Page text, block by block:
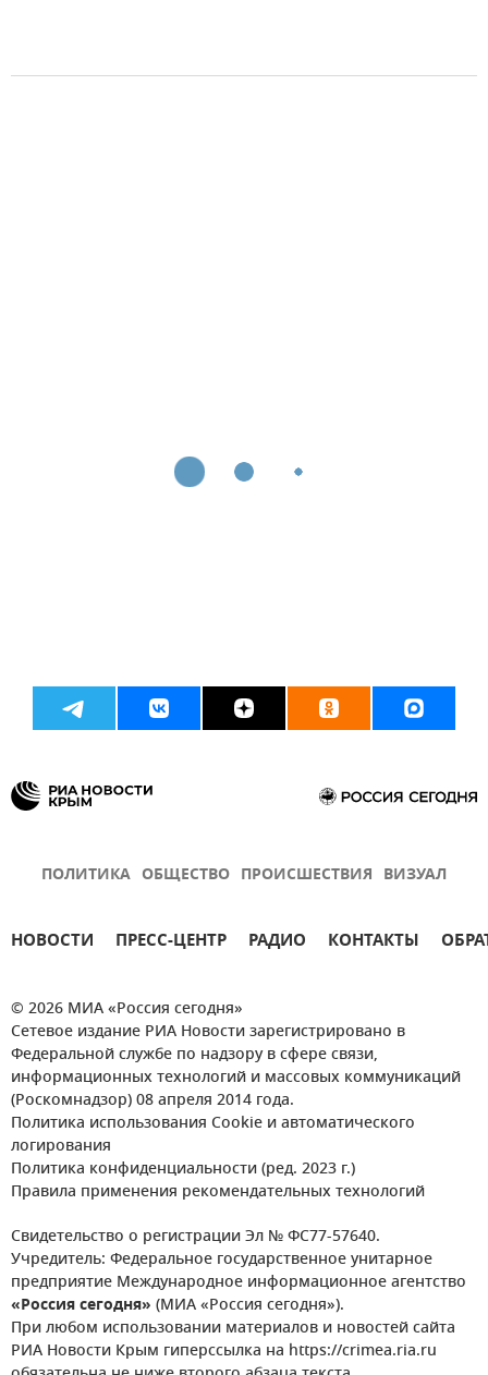
ПОЛИТИКА ОБЩЕСТВО ПРОИСШЕСТВИЯ ВИЗУАЛ
НОВОСТИ ПРЕСС-ЦЕНТР РАДИО КОНТАКТЫ
© 2026 МИА «Россия сегодня»
Сетевое издание РИА Новости зарегистрировано в
Федеральной службе по надзору в сфере связи,
информационных технологий и массовых коммуникаций
(Роскомнадзор) 08 апреля 2014 года.
Политика использования Cookie и автоматического
логирования
Политика конфиденциальности (ред. 2023 г.)
Правила применения рекомендательных технологий
Свидетельство о регистрации Эл № ФС77-57640.
Учредитель: Федеральное государственное унитарное
предприятие Международное информационное агентство
«Россия сегодня» (МИА «Россия сегодня»).
При любом использовании материалов и новостей сайта
РИА Новости Крым гиперссылка на https://crimea.ria.ru